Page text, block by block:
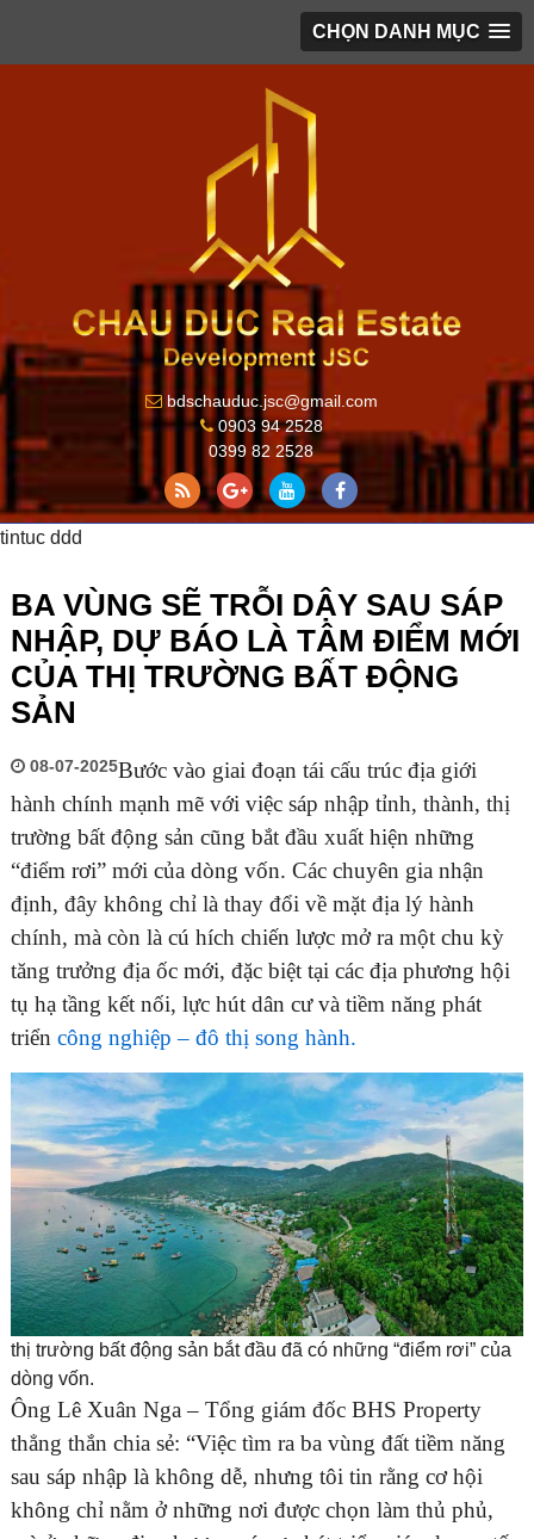
CHỌN DANH MỤC
bdschauduc.jsc@gmail.com
0903 94 2528
0399 82 2528
tintuc ddd
BA VÙNG SẼ TRỖI DẬY SAU SÁP
NHẬP, DỰ BÁO LÀ TÂM ĐIỂM MỚI
CỦA THỊ TRƯỜNG BẤT ĐỘNG
SẢN
08-07-2025Bước vào giai đoạn tái cấu trúc địa giới
hành chính mạnh mẽ với việc sáp nhập tỉnh, thành, thị
trường bất động sản cũng bắt đầu xuất hiện những
“điểm rơi” mới của dòng vốn. Các chuyên gia nhận
định, đây không chỉ là thay đổi về mặt địa lý hành
chính, mà còn là cú hích chiến lược mở ra một chu kỳ
tăng trưởng địa ốc mới, đặc biệt tại các địa phương hội
tụ hạ tầng kết nối, lực hút dân cư và tiềm năng phát
triển công nghiệp – đô thị song hành.
thị trường bất động sản bắt đầu đã có những “điểm rơi” của
dòng vốn.
Ông Lê Xuân Nga – Tổng giám đốc BHS Property
thẳng thắn chia sẻ: “Việc tìm ra ba vùng đất tiềm năng
sau sáp nhập là không dễ, nhưng tôi tin rằng cơ hội
không chỉ nằm ở những nơi được chọn làm thủ phủ,